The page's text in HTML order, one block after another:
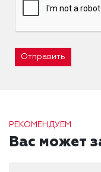
Отправить
РЕКОМЕНДУЕМ
Вас может